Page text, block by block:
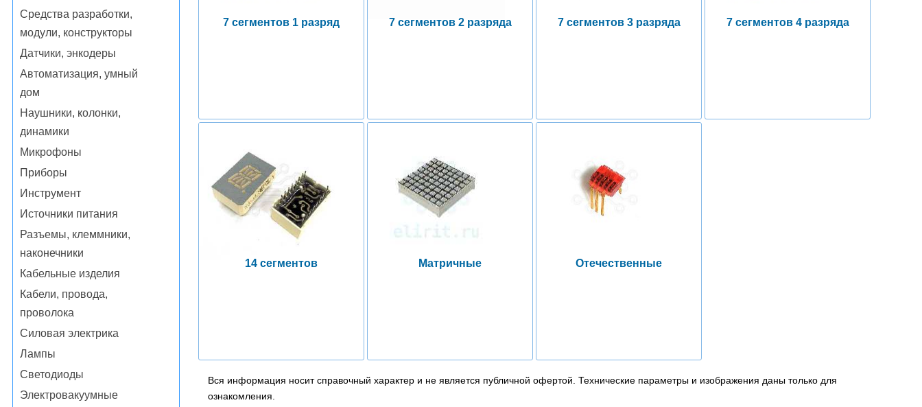
Средства разработки,
модули, конструкторы
Датчики, энкодеры
Автоматизация, умный
дом
Наушники, колонки,
динамики
Микрофоны
Приборы
Инструмент
Источники питания
Разъемы, клеммники,
наконечники
Кабельные изделия
Кабели, провода,
проволока
Силовая электрика
Лампы
Светодиоды
Электровакуумные
7 сегментов 1 разряд 7 сегментов 2 разряда 7 сегментов 3 разряда 7 сегментов 4 разряда
14 сегментов Матричные Отечественные
Вся информация носит справочный характер и не является публичной офертой. Технические параметры и изображения даны только для
ознакомления.